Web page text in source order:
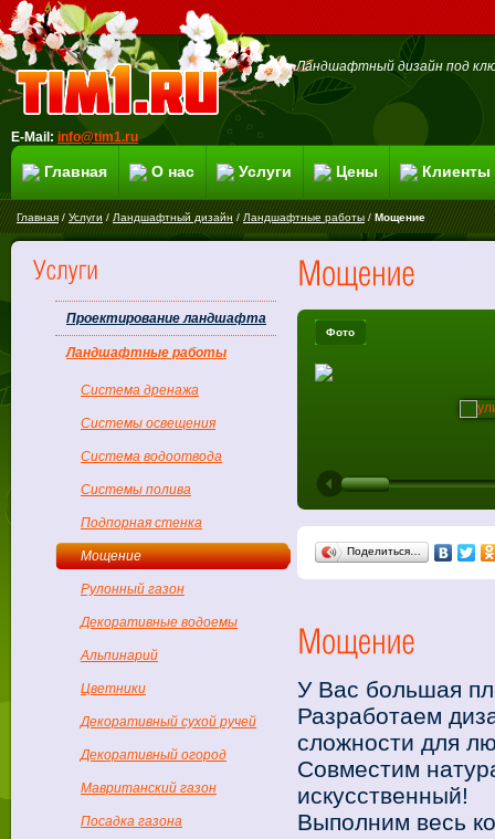
Ландшафтный дизайн под
E-Mail: info@tim1.ru
Главная О нас Услуги Цены Клиенты
Главная/Услуги/Ландшафтный дизайн/Ландшафтные работы/Мощение
Фото
Поделиться…
У Вас большая
Разработаем
сложности для
Совместим
искусственный!
Выполним весь
Проектирование ландшафта
Ландшафтные работы
Система дренажа
Системы освещения
Система водоотвода
Системы полива
Подпорная стенка
Мощение
Рулонный газон
Декоративные водоемы
Альпинарий
Цветники
Декоративный сухой ручей
Декоративный огород
Мавританский газон
Посадка газона